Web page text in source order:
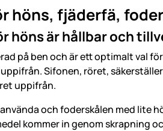
höns, fjäderfä,
höns är hållbar och
på ben och är ett optimalt val
Sifonen, röret,
uppifrån.
och foderskålen med lite
kommer in genom skrapning